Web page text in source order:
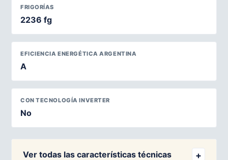
FRIGORÍAS
2236 fg
EFICIENCIA ENERGÉTICA ARGENTINA
A
CON TECNOLOGÍA INVERTER
No
Ver todas las características técnicas